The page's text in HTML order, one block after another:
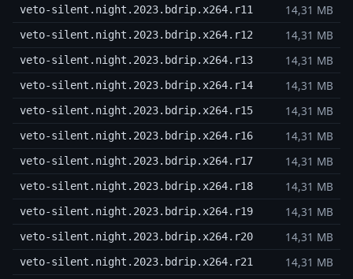
veto-silent.night.2023.bdrip.x264.r11 14,31 MB
veto-silent.night.2023.bdrip.x264.r12 14,31 MB
veto-silent.night.2023.bdrip.x264.r13 14,31 MB
veto-silent.night.2023.bdrip.x264.r14 14,31 MB
veto-silent.night.2023.bdrip.x264.r15 14,31 MB
veto-silent.night.2023.bdrip.x264.r16 14,31 MB
veto-silent.night.2023.bdrip.x264.r17 14,31 MB
veto-silent.night.2023.bdrip.x264.r18 14,31 MB
veto-silent.night.2023.bdrip.x264.r19 14,31 MB
veto-silent.night.2023.bdrip.x264.r20 14,31 MB
veto-silent.night.2023.bdrip.x264.r21 14,31 MB